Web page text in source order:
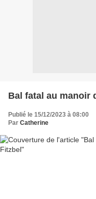
Bal fatal au manoir
Publié le 15/12/2023 à 08:00
Par Catherine